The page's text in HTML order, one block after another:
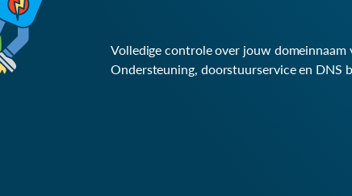
Volledige controle over jouw domeinnaam
Ondersteuning, doorstuurservice en DNS